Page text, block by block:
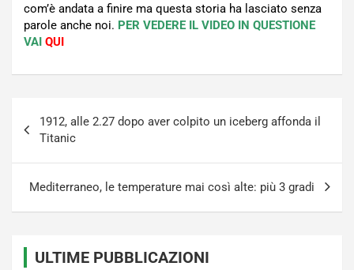
com’è andata a finire ma questa storia ha lasciato senza
parole anche noi. PER VEDERE IL VIDEO IN QUESTIONE
VAI QUI
articoli
1912, alle 2.27 dopo aver colpito un iceberg affonda il
Titanic
Mediterraneo, le temperature mai così alte: più 3 gradi
ULTIME PUBBLICAZIONI